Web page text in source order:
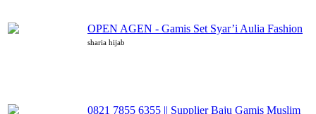
OPEN AGEN - Gamis Set Syar’i Aulia Fashion
sharia hijab
0821 7855 6355 || Supplier Baju Gamis Muslim